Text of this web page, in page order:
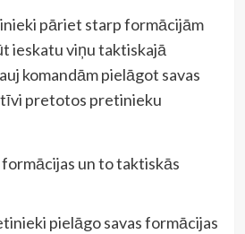
pāriet starp formācijām
ieskatu viņu taktiskajā
komandām pielāgot savas
pretotos pretinieku
un to taktiskās
pielāgo savas formācijas